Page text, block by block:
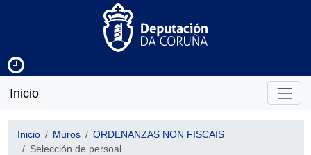
Inicio
Inicio Muros
ORDENANZAS NON FISCAIS
Selección de persoal